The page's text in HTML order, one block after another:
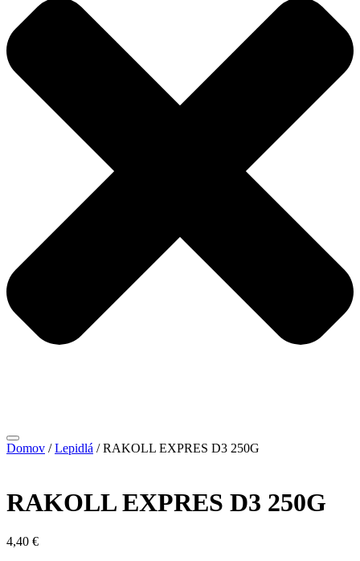
Domov /Lepidlá / RAKOLL EXPRES D3 250G
RAKOLL EXPRES D3 250G
4,40 €